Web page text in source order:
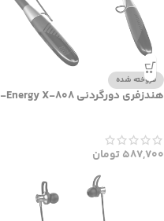
فروخته شده
هندزفری دورگردنی X-Energy X-808
587,700تومان